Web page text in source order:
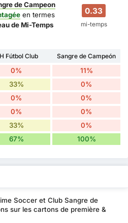
de Campeon
en termes
de Mi-Temps
0.33
mi-temps
Fútbol Club
Sangre de Campeón
0% 11%
33% 0%
0% 0%
0% 0%
33% 0%
67% 100%
Soccer et Club Sangre de
sur les cartons de première &